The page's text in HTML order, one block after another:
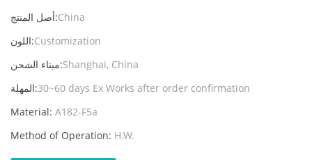
أصل المنتج:China
اللون:Customization
ميناء الشحن:Shanghai, China
المهلة:30~60 days Ex Works after order confirmation
Material: A182-F5a
Method of Operation: H.W.